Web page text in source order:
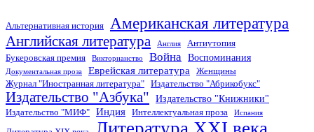
Альтернативная история Американская литература
Английская литература Англия
Антиутопия
Букеровская премия
Викторианство Война Воспоминания
Документальная проза Еврейская литература
Женщины
Журнал "Иностранная литература"
Издательство "Абрикобукс"
Издательство "Азбука" Издательство "Книжники"
Издательство "МИФ" Индия Интеллектуальная проза Испания